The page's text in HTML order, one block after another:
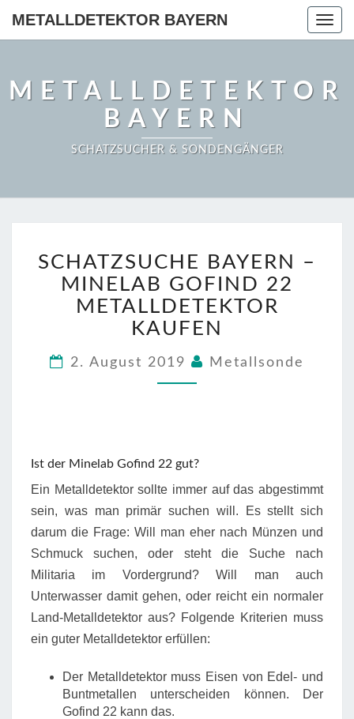
METALLDETEKTOR BAYERN
METALLDETEKTOR
BAYERN
SCHATZSUCHER & SONDENGÄNGER
BAYERN
–
MINELAB
GOFIND
22
KAUFEN
SCHATZSUCHE BAYERN –
MINELAB GOFIND 22
METALLDETEKTOR
KAUFEN
2. August 2019 Metallsonde
Ist der Minelab Gofind 22 gut?
Ein Metalldetektor sollte immer auf das abgestimmt
sein, was man primär suchen will. Es stellt sich
darum die Frage: Will man eher nach Münzen und
Schmuck suchen, oder steht die Suche nach
Militaria im Vordergrund? Will man auch
Unterwasser damit gehen, oder reicht ein normaler
Land-Metalldetektor aus? Folgende Kriterien muss
ein guter Metalldetektor erfüllen:
Der Metalldetektor muss Eisen von Edel- und
Buntmetallen unterscheiden können. Der
Gofind 22 kann das.